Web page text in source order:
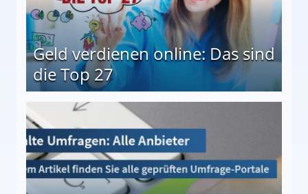
Geld verdienen online: Das sind
die Top 27